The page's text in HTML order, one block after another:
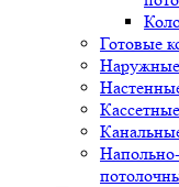
Готовые
Кассетные
Напольно-